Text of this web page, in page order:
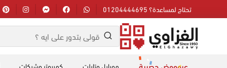
تحتاج لمساعدة؟ 01204444695